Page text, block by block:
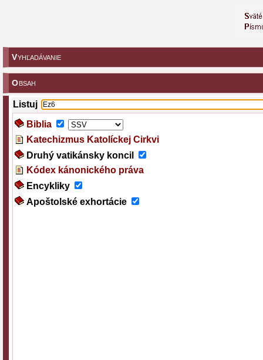
VYHĽADÁVANIE
OBSAH
Listuj